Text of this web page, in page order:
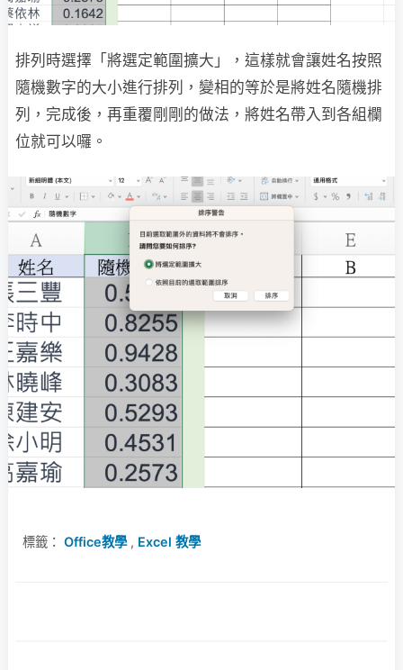
排列時選擇「將選定範圍擴大」，這樣就會讓姓名按照
隨機數字的大小進行排列，變相的等於是將姓名隨機排
列，完成後，再重覆剛剛的做法，將姓名帶入到各組欄
位就可以囉。
標籤： Office教學, Excel 教學